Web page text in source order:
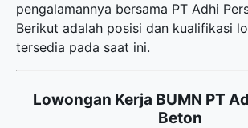
pengalamannya bersama PT Adhi
Berikut adalah posisi dan kualifikasi
tersedia pada saat ini.
Lowongan Kerja BUMN PT
Beton